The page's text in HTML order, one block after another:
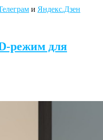
и Яндекс.Дзен
режим для